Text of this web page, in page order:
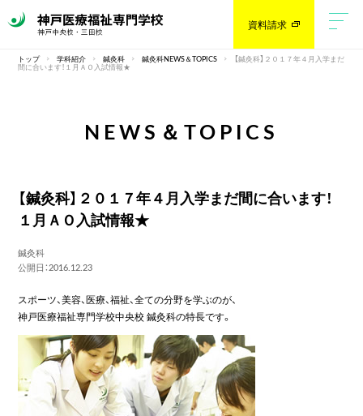
資料請求
トップ 学科紹介 鍼灸科 鍼灸科NEWS＆TOPICS 【鍼灸科】２０１７年４月入学まだ
間に合います！１月ＡＯ入試情報★
NEWS＆TOPICS
【鍼灸科】２０１７年４月入学まだ間に合います！
１月ＡＯ入試情報★
鍼灸科
公開日：2016.12.23
スポーツ、美容、医療、福祉、全ての分野を学ぶのが、
神戸医療福祉専門学校中央校 鍼灸科の特長です。